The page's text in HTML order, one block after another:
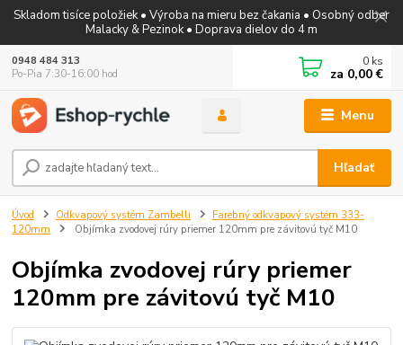
Skladom tisíce položiek • Výroba na mieru bez čakania • Osobný odber
Malacky & Pezinok • Doprava dielov do 4 m
Menu
Hľadať
0948 484 313
Po-Pia 7:30-16:00 hod
0 ks
za 0,00 €
Úvod Odkvapový systém Zambelli
Farebný odkvapový systém 333-
120mm
Objímka zvodovej rúry priemer 120mm pre závitovú tyč M10
Objímka zvodovej rúry priemer
120mm pre závitovú tyč M10